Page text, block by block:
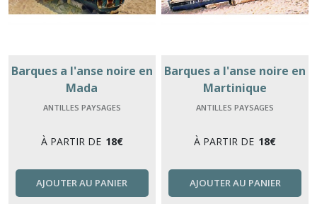
Barques a l'anse noire en
Mada
ANTILLES PAYSAGES
À PARTIR DE 18€
AJOUTER AU PANIER
Barques a l'anse noire en
Martinique
ANTILLES PAYSAGES
À PARTIR DE 18€
AJOUTER AU PANIER